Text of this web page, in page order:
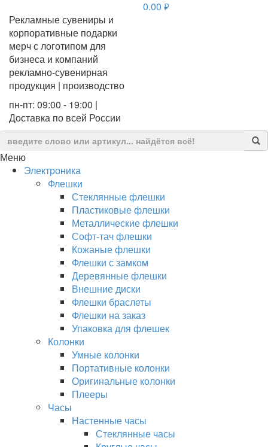
Рекламные сувениры и
корпоративные подарки
мерч с логотипом для
бизнеса и компаний
рекламно-сувенирная
продукция | производство
пн-пт: 09:00 - 19:00 |
Доставка по всей России
0.00 руб.
Меню
Электроника
Флешки
Стеклянные флешки
Пластиковые флешки
Металлические флешки
Софт-тач флешки
Кожаные флешки
Флешки с замком
Деревянные флешки
Внешние диски
Флешки браслеты
Флешки на заказ
Упаковка для флешек
Колонки
Умные колонки
Портативные колонки
Оригинальные колонки
Плееры
Часы
Настенные часы
Стеклянные часы